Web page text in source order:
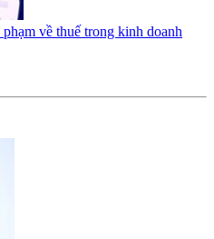
về thuế trong kinh doanh